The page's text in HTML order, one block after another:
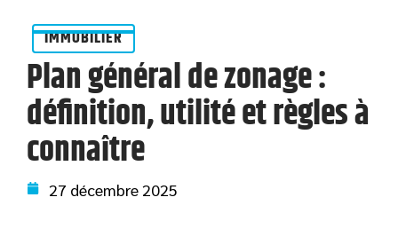
IMMOBILIER
Plan général de zonage :
définition, utilité et règles à
connaître
27 décembre 2025